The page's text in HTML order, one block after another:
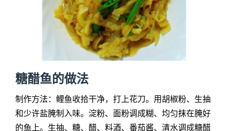
糖醋鱼的做法
制作方法：鲤鱼收拾干净，打上花刀。用胡椒粉、生抽
和少许盐腌制入味。淀粉、面粉调成糊、均匀抹在腌好
的鱼上。生抽、糖、醋、料酒、番茄酱、清水调成糖醋